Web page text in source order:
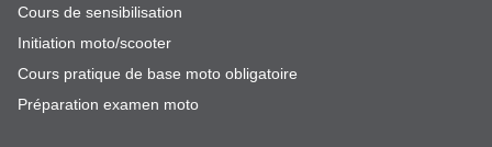
Cours de sensibilisation
Initiation moto/scooter
Cours pratique de base moto obligatoire
Préparation examen moto